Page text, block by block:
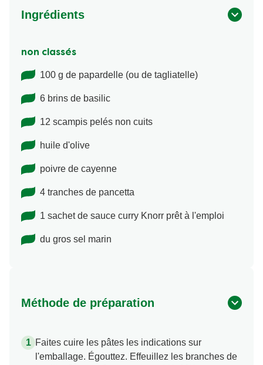
Ingrédients
non classés
100 g de papardelle (ou de tagliatelle)
6 brins de basilic
12 scampis pelés non cuits
huile d'olive
poivre de cayenne
4 tranches de pancetta
1 sachet de sauce curry Knorr prêt à l'emploi
du gros sel marin
Méthode de préparation
Faites cuire les pâtes les indications sur
l'emballage. Égouttez. Effeuillez les branches de